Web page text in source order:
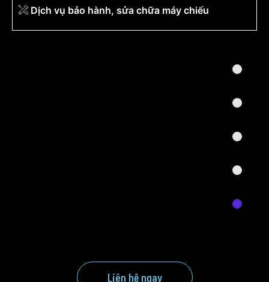
Dịch vụ bảo hành, sửa chữa máy chiếu
Liên hệ ngay